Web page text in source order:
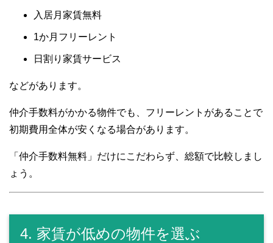
入居月家賃無料
1か月フリーレント
日割り家賃サービス
などがあります。
仲介手数料がかかる物件でも、フリーレントがあることで
初期費用全体が安くなる場合があります。
「仲介手数料無料」だけにこだわらず、総額で比較しまし
ょう。
4. 家賃が低めの物件を選ぶ